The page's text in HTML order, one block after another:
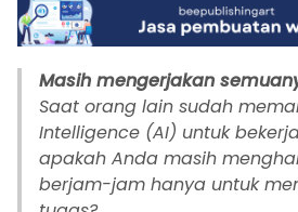
Masih mengerjakan
Saat orang lain sudah
Intelligence (AI) untuk
apakah Anda masih
berjam-jam hanya untuk